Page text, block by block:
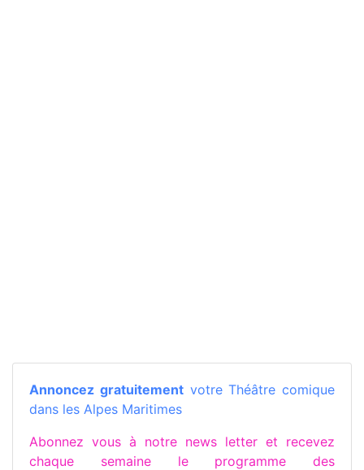
Annoncez gratuitementvotre Théâtre comique
dans les Alpes Maritimes
Abonnez vous à notre news letter et recevez
chaque semaine le programme des